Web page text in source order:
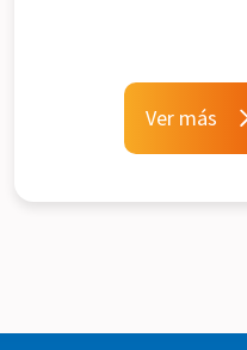
Ver más